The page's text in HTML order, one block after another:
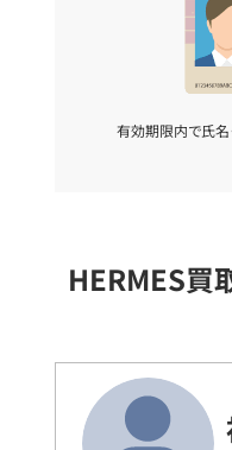
有効期限内で氏名
HERMES買